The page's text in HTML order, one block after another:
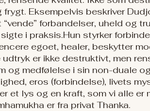
Eksempelvis beskriver
forbandelser, uheld og
i praksis. ​​ Hun styrker
egoet, healer, beskytter
er ikke destruktivt, men
medfølelse i sin non-duale og
eros (forbindelse), livets
et lys og en kraft, som vi alle er
er fra privat Thanka.